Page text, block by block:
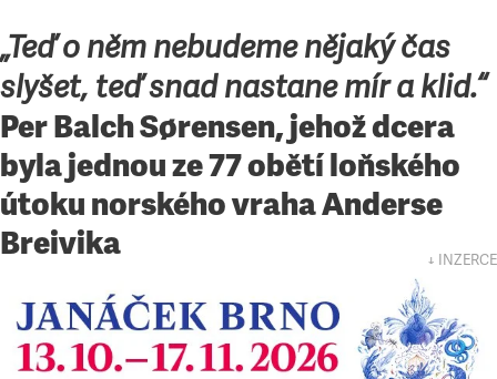
„Teď o něm nebudeme nějaký čas
slyšet, teď snad nastane mír a klid.“
Per Balch Sørensen, jehož dcera
byla jednou ze 77 obětí loňského
útoku norského vraha Anderse
Breivika
↓ INZERCE